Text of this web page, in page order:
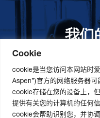
Cookie
cookie是当您访问本网站时
Aspen”)官方的网络服务器可
cookie存储在您的设备上，
提供有关您的计算机的任何
cookie会帮助识别您，并协
我们
我们的价值观是爱施
此为指引，为实
关于我们 社会责